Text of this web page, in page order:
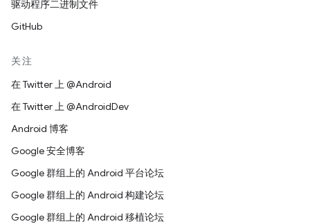
驱动程序二进制文件
GitHub
关注
在 Twitter 上 @Android
在 Twitter 上 @AndroidDev
Android 博客
Google 安全博客
Google 群组上的 Android 平台论坛
Google 群组上的 Android 构建论坛
Google 群组上的 Android 移植论坛